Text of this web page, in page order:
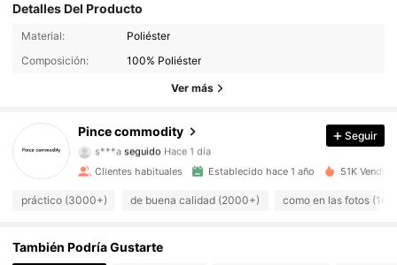
Detalles Del Producto
Material:
Poliéster
Composición:
100% Poliéster
Ver más
Pince commodity
1K Seguidores
1K Seguidores
s***a seguido Hace 1 día
4,93
4,93 1K Seguidores
4,93 1K Seguidores
Seguir
Clientes habituales Establecido hace 1 año 51K
práctico (3000+) de buena calidad (2000+) como en las fotos
También Podría Gustarte